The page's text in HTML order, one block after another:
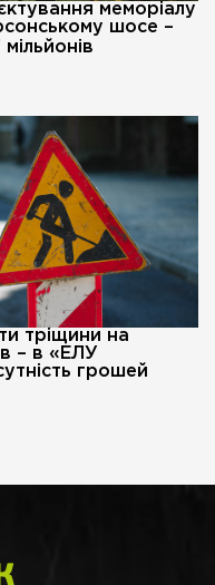
меморіалу
шосе –
тріщини на
– в «ЕЛУ
грошей